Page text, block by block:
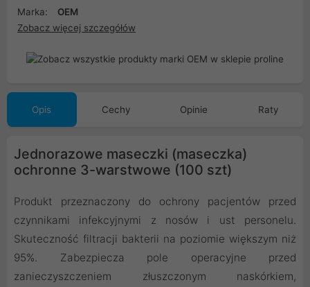
Marka:
OEM
Zobacz więcej szczegółów
Opis Cechy Opinie Raty
Jednorazowe maseczki (maseczka)
ochronne 3-warstwowe (100 szt)
Produkt przeznaczony do ochrony pacjentów przed
czynnikami infekcyjnymi z nosów i ust personelu.
Skuteczność filtracji bakterii na poziomie większym niż
95%. Zabezpiecza pole operacyjne przed
zanieczyszczeniem złuszczonym naskórkiem,